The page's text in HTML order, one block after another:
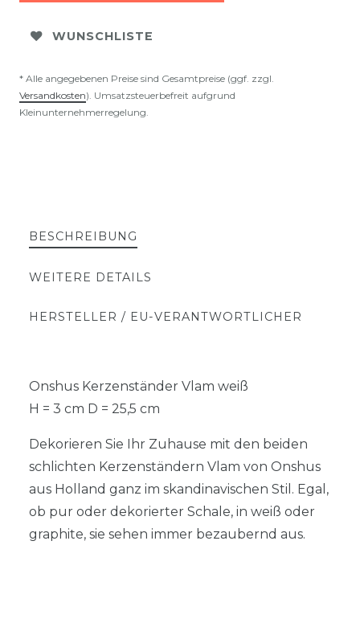
WUNSCHLISTE
* Alle angegebenen Preise sind Gesamtpreise (ggf. zzgl.
Versandkosten). Umsatzsteuerbefreit aufgrund
Kleinunternehmerregelung.
BESCHREIBUNG
WEITERE DETAILS
HERSTELLER / EU-VERANTWORTLICHER
Onshus Kerzenständer Vlam weiß
H = 3 cm D = 25,5 cm
Dekorieren Sie Ihr Zuhause mit den beiden
schlichten Kerzenständern Vlam von Onshus
aus Holland ganz im skandinavischen Stil. Egal,
ob pur oder dekorierter Schale, in weiß oder
graphite, sie sehen immer bezaubernd aus.